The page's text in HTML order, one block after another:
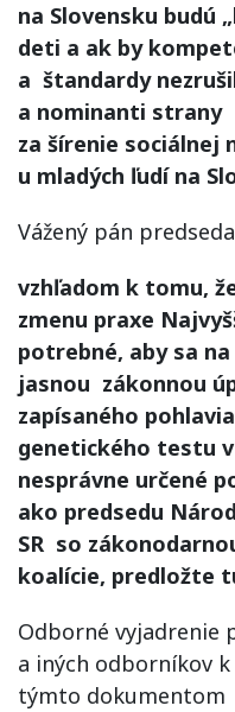
na Slovensku budú
deti a ak by
a štandardy
a nominanti strany
za šírenie sociálnej
u mladých ľudí na
Vážený pán
vzhľadom k tomu,
zmenu praxe
potrebné, aby sa
jasnou zákonnou
zapísaného
genetického testu
nesprávne určené
ako predsedu
SR so
koalície, predložte
Odborné vyjadrenie
a iných odborníkov
týmto dokumentom